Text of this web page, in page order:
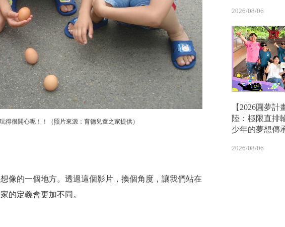
得很開心呢！！（照片來源：育德兒童之家提供）
像的一個地方。透過這個影片，換個角度，讓我們站在
的定義會更加不同。
2026/08/06
【2026圓夢
陸：極限直排
少年的夢想傳
2026/08/06